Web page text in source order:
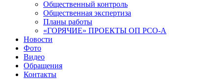
Общественный контроль
Общественная экспертиза
Планы работы
«ГОРЯЧИЕ» ПРОЕКТЫ ОП РСО-А
Новости
Фото
Видео
Обращения
Контакты